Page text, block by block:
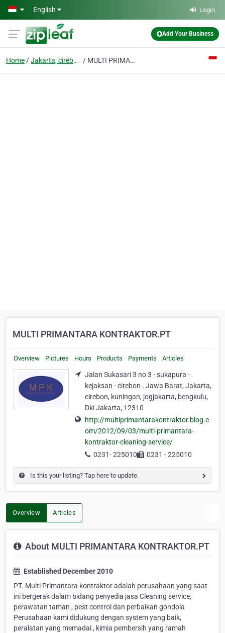
Skip to main content
English Login
Add Your Business
Home Jakarta, cirebon, kuningan, jogjakarta, bengkulu MULTI PRIMANTARA KONTRAKTOR.PT
MULTI PRIMANTARA KONTRAKTOR.PT
Overview Pictures Hours Products Payments Articles
Jalan Sukasari 3 no 3 - sukapura -
kejaksan - cirebon . Jawa Barat, Jakarta,
cirebon, kuningan, jogjakarta, bengkulu,
Dki Jakarta, 12310
http://multiprimantarakontraktor.blog.c
om/2012/09/03/multi-primantara-
kontraktor-cleaning-service/
0231- 225010
0231 - 225010
Is this your listing? Tap here to update.
Overview Articles
About MULTI PRIMANTARA KONTRAKTOR.PT
Established December 2010
PT. Multi Primantara kontraktor adalah perusahaan yang saat
ini bergerak dalam bidang penyedia jasa Cleaning service,
perawatan taman , pest control dan perbaikan gondola
Perusahaan kami didukung dengan system yang baik,
peralatan yang memadai , kimia pembersih yang ramah